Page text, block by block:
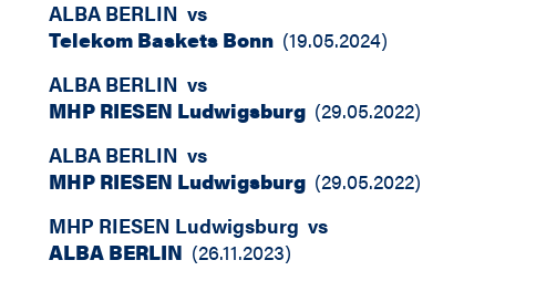
ALBA BERLIN vs
Telekom Baskets Bonn (19.05.2024)
ALBA BERLIN vs
MHP RIESEN Ludwigsburg (29.05.2022)
ALBA BERLIN vs
MHP RIESEN Ludwigsburg (29.05.2022)
MHP RIESEN Ludwigsburg vs
ALBA BERLIN (26.11.2023)